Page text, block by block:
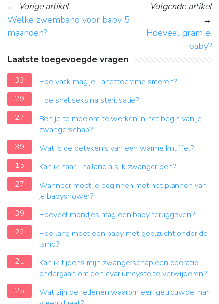
← Vorige artikel
Welke zwemband voor baby 5
maanden?
Volgende artikel
→
Hoeveel gram ei
baby?
Laatste toegevoegde vragen
33
Hoe vaak mag je Lanettecreme smeren?
29
Hoe snel seks na sterilisatie?
27
Ben je te moe om te werken in het begin van je
zwangerschap?
39
Wat is de betekenis van een warme knuffel?
15
Kan ik naar Thailand als ik zwanger ben?
27
Wanneer moet je beginnen met het plannen van
je babyshower?
39
Hoeveel mondjes mag een baby teruggeven?
22
Hoe lang moet een baby met geelzucht onder de
lamp?
21
Kan ik tijdens mijn zwangerschap een operatie
ondergaan om een ​​ovariumcyste te verwijderen?
25
Wat zijn de redenen waarom een getrouwde man